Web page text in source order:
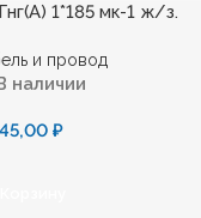
1*185 мк-1 ж/з.
и провод
наличии
₽